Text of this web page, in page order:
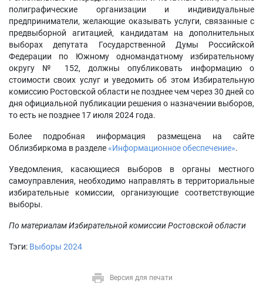
полиграфические организации и индивидуальные
предприниматели, желающие оказывать услуги, связанные с
предвыборной агитацией, кандидатам на дополнительных
выборах депутата Государственной Думы Российской
Федерации по Южному одномандатному избирательному
округу № 152, должны опубликовать информацию о
стоимости своих услуг и уведомить об этом Избирательную
комиссию Ростовской области не позднее чем через 30 дней со
дня официальной публикации решения о назначении выборов,
то есть не позднее 17 июля 2024 года.
Более подробная информация размещена на сайте
Облизбиркома в разделе«Информационное обеспечение».
Уведомления, касающиеся выборов в органы местного
самоуправления, необходимо направлять в территориальные
избирательные комиссии, организующие соответствующие
выборы.
По материалам Избирательной комиссии Ростовской области
Тэги: Выборы 2024
Версия для печати